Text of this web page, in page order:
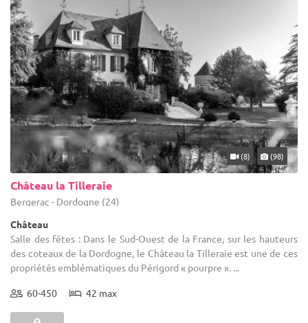
(8) (98)
Château la Tilleraie
Bergerac - Dordogne (24)
Château
Salle des fêtes : Dans le Sud-Ouest de la France, sur les hauteurs
des coteaux de la Dordogne, le Château la Tilleraie est une de ces
propriétés emblématiques du Périgord « pourpre ». ...
60-450 42 max